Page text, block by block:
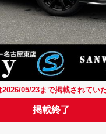
05/23まで掲載されてい
掲載終了